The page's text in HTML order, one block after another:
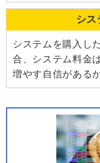
シス
システムを購入し
合、システム料金
増やす自信がある